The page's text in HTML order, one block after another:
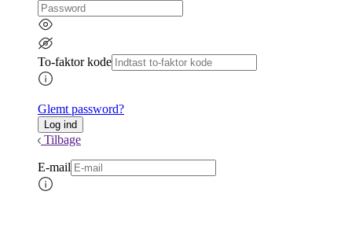
To-faktor kode
Glemt password?
Tilbage
E-mail